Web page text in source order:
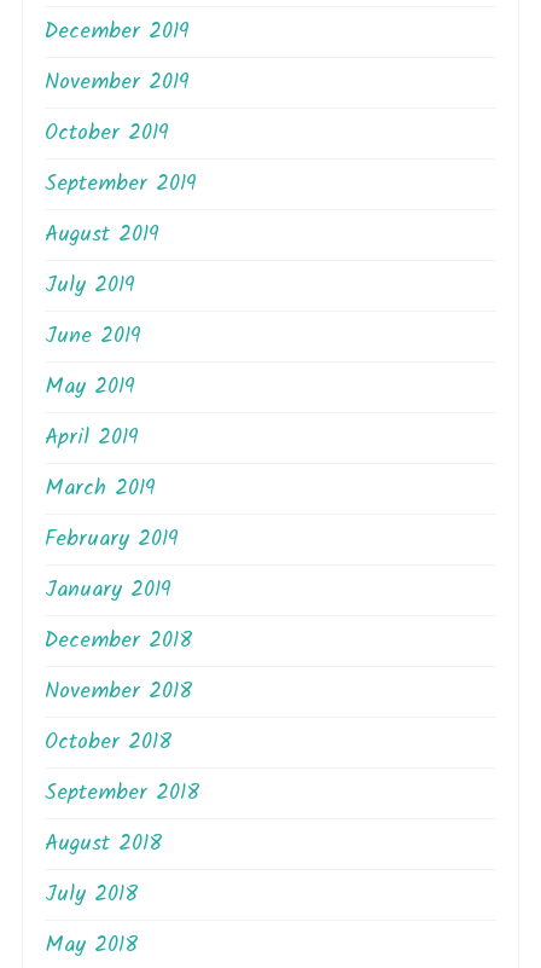
December 2019
November 2019
October 2019
September 2019
August 2019
July 2019
June 2019
May 2019
April 2019
March 2019
February 2019
January 2019
December 2018
November 2018
October 2018
September 2018
August 2018
July 2018
May 2018